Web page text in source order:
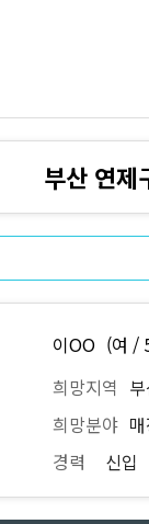
부산 연제
이OO (여 /
희망지역
희망분야
경력
신입